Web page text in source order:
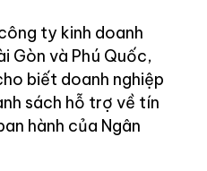
ty kinh doanh
Gòn và Phú Quốc,
biết doanh nghiệp
sách hỗ trợ về tín
hành của Ngân